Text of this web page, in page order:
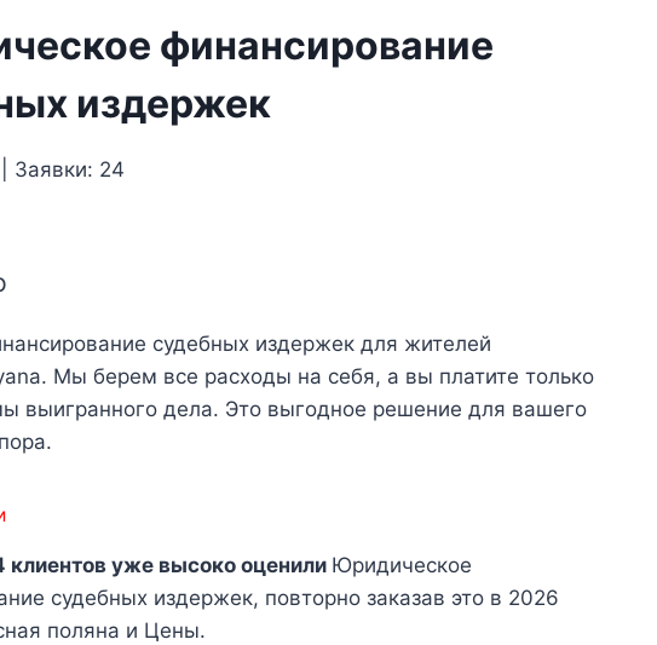
финансирование
издержек
Заявки: 24
судебных издержек для жителей
Мы берем все расходы на себя, а вы платите только
выигранного дела. Это выгодное решение для вашего
уже высоко оценили Юридическое
судебных издержек, повторно заказав это в 2026
поляна и Цены.